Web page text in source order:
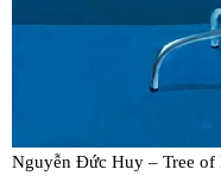
Nguyễn Đức Huy – Tree